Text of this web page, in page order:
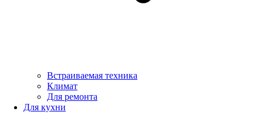
Встраиваемая техника
Климат
Для ремонта
Для кухни